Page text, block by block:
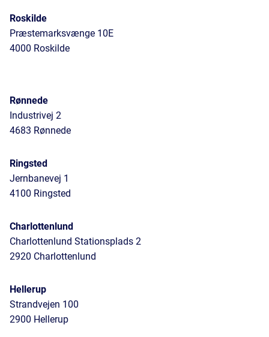
Roskilde
Præstemarksvænge 10E
4000 Roskilde
Rønnede
Industrivej 2
4683 Rønnede
Ringsted
Jernbanevej 1
4100 Ringsted
Charlottenlund
Charlottenlund Stationsplads 2
2920 Charlottenlund
Hellerup
Strandvejen 100
2900 Hellerup